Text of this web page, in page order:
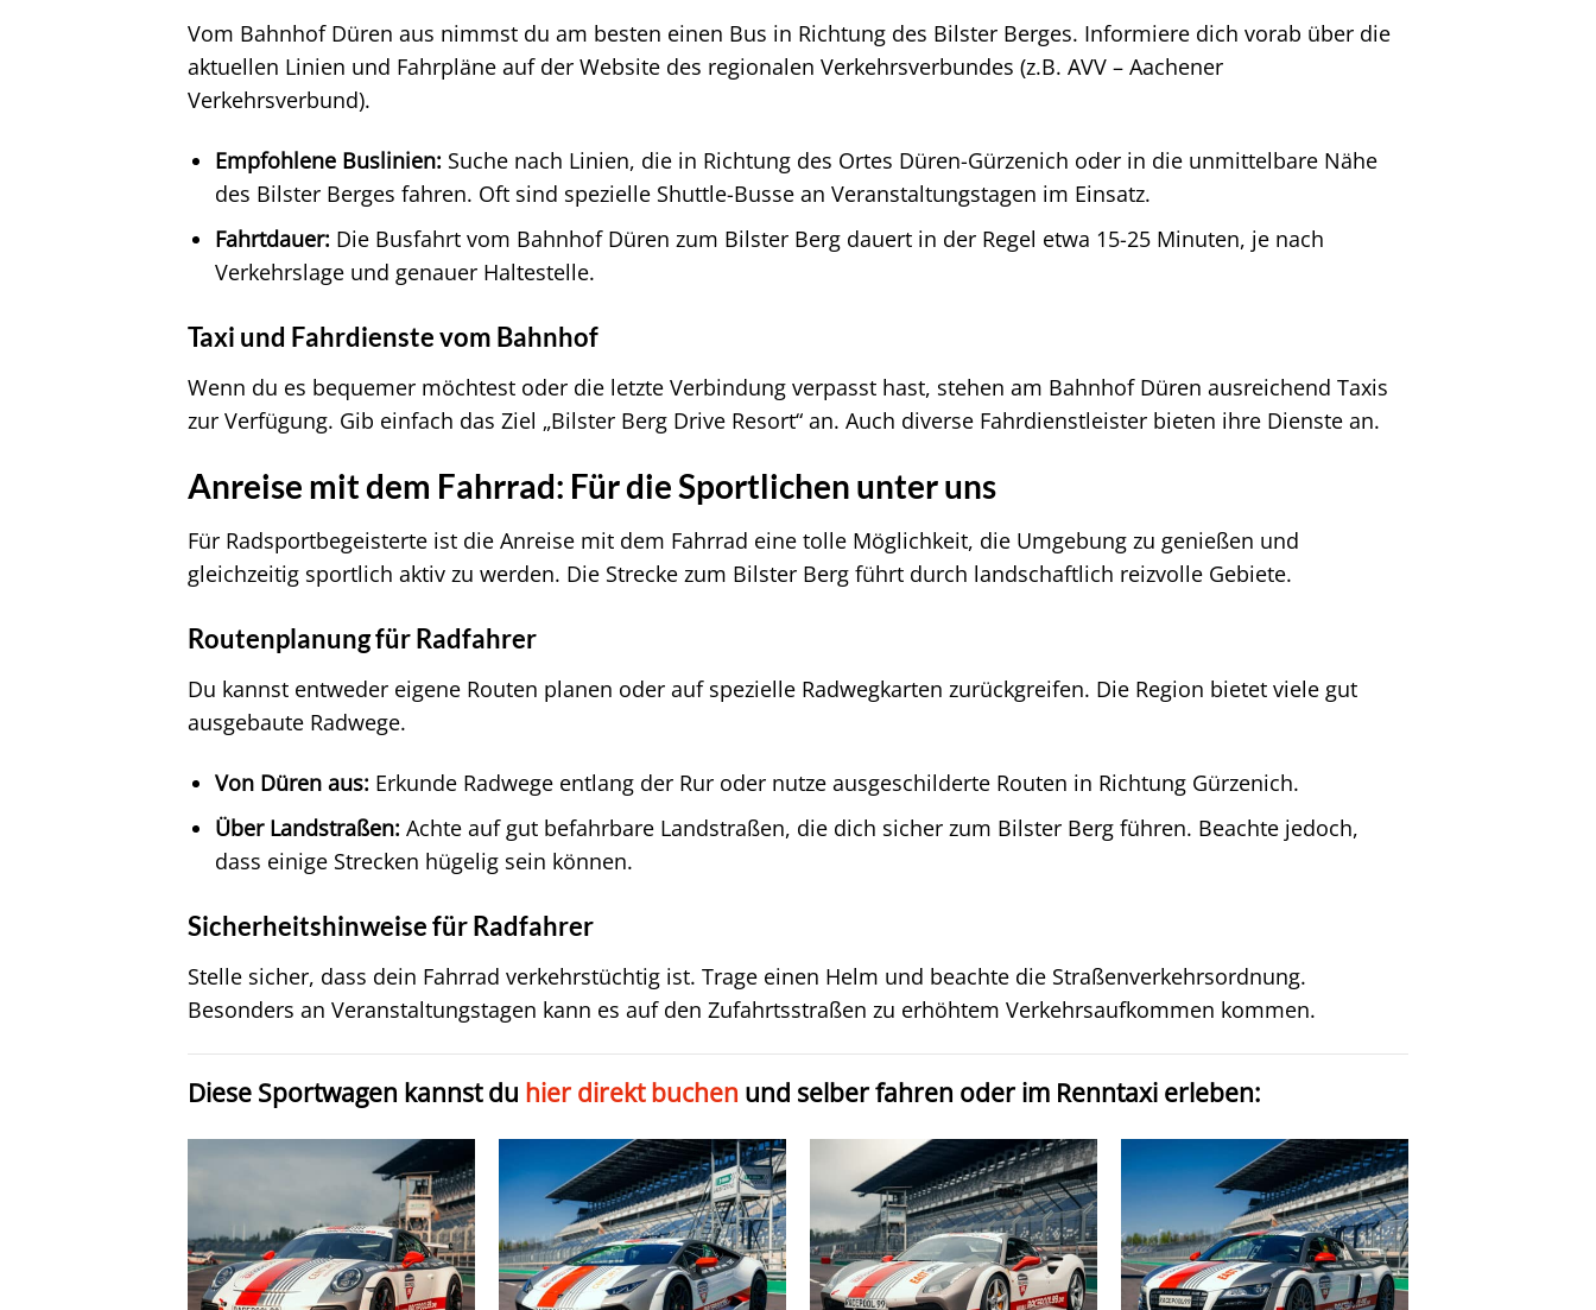
Vom Bahnhof Düren aus nimmst du am besten einen Bus in Richtung des Bilster Berges. Informiere dich vorab über die
aktuellen Linien und Fahrpläne auf der Website des regionalen Verkehrsverbundes (z.B. AVV – Aachener
Verkehrsverbund).
Empfohlene Buslinien: Suche nach Linien, die in Richtung des Ortes Düren-Gürzenich oder in die unmittelbare Nähe
des Bilster Berges fahren. Oft sind spezielle Shuttle-Busse an Veranstaltungstagen im Einsatz.
Fahrtdauer: Die Busfahrt vom Bahnhof Düren zum Bilster Berg dauert in der Regel etwa 15-25 Minuten, je nach
Verkehrslage und genauer Haltestelle.
Taxi und Fahrdienste vom Bahnhof
Wenn du es bequemer möchtest oder die letzte Verbindung verpasst hast, stehen am Bahnhof Düren ausreichend Taxis
zur Verfügung. Gib einfach das Ziel „Bilster Berg Drive Resort“ an. Auch diverse Fahrdienstleister bieten ihre Dienste an.
Anreise mit dem Fahrrad: Für die Sportlichen unter uns
Für Radsportbegeisterte ist die Anreise mit dem Fahrrad eine tolle Möglichkeit, die Umgebung zu genießen und
gleichzeitig sportlich aktiv zu werden. Die Strecke zum Bilster Berg führt durch landschaftlich reizvolle Gebiete.
Routenplanung für Radfahrer
Du kannst entweder eigene Routen planen oder auf spezielle Radwegkarten zurückgreifen. Die Region bietet viele gut
ausgebaute Radwege.
Von Düren aus: Erkunde Radwege entlang der Rur oder nutze ausgeschilderte Routen in Richtung Gürzenich.
Über Landstraßen: Achte auf gut befahrbare Landstraßen, die dich sicher zum Bilster Berg führen. Beachte jedoch,
dass einige Strecken hügelig sein können.
Sicherheitshinweise für Radfahrer
Stelle sicher, dass dein Fahrrad verkehrstüchtig ist. Trage einen Helm und beachte die Straßenverkehrsordnung.
Besonders an Veranstaltungstagen kann es auf den Zufahrtsstraßen zu erhöhtem Verkehrsaufkommen kommen.
Diese Sportwagen kannst du hier direkt buchen und selber fahren oder im Renntaxi erleben: